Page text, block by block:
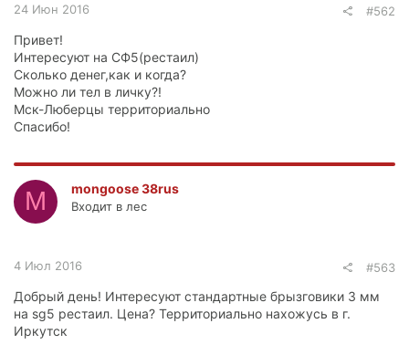
24 Июн 2016 #562
Привет!
Интересуют на СФ5(рестаил)
Сколько денег,как и когда?
Можно ли тел в личку?!
Мск-Люберцы территориально
Спасибо!
M mongoose 38rus
Входит в лес
4 Июл 2016 #563
Добрый день! Интересуют стандартные брызговики 3 мм
на sg5 рестаил. Цена? Территориально нахожусь в г.
Иркутск